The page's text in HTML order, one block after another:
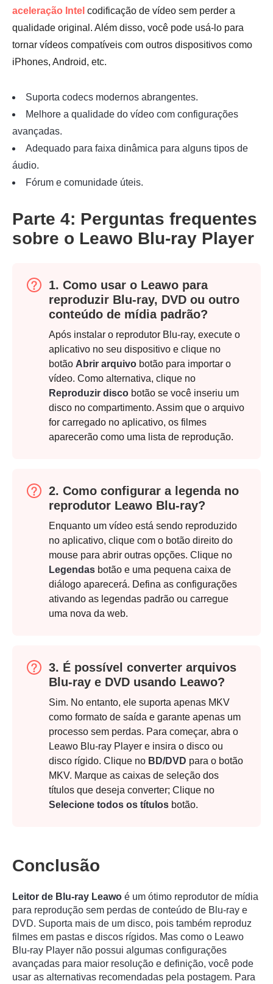
aceleração Intel codificação de vídeo sem perder a
qualidade original. Além disso, você pode usá-lo para
tornar vídeos compatíveis com outros dispositivos como
iPhones, Android, etc.
Suporta codecs modernos abrangentes.
Melhore a qualidade do vídeo com configurações
avançadas.
Adequado para faixa dinâmica para alguns tipos de
áudio.
Fórum e comunidade úteis.
Parte 4: Perguntas frequentes
sobre o Leawo Blu-ray Player
1. Como usar o Leawo para
reproduzir Blu-ray, DVD ou outro
conteúdo de mídia padrão?
Após instalar o reprodutor Blu-ray, execute o
aplicativo no seu dispositivo e clique no
botão Abrir arquivo botão para importar o
vídeo. Como alternativa, clique no
Reproduzir disco botão se você inseriu um
disco no compartimento. Assim que o arquivo
for carregado no aplicativo, os filmes
aparecerão como uma lista de reprodução.
2. Como configurar a legenda no
reprodutor Leawo Blu-ray?
Enquanto um vídeo está sendo reproduzido
no aplicativo, clique com o botão direito do
mouse para abrir outras opções. Clique no
Legendas botão e uma pequena caixa de
diálogo aparecerá. Defina as configurações
ativando as legendas padrão ou carregue
uma nova da web.
3. É possível converter arquivos
Blu-ray e DVD usando Leawo?
Sim. No entanto, ele suporta apenas MKV
como formato de saída e garante apenas um
processo sem perdas. Para começar, abra o
Leawo Blu-ray Player e insira o disco ou
disco rígido. Clique no BD/DVD para o botão
MKV. Marque as caixas de seleção dos
títulos que deseja converter; Clique no
Selecione todos os títulos botão.
Conclusão
Leitor de Blu-ray Leawo é um ótimo reprodutor de mídia
para reprodução sem perdas de conteúdo de Blu-ray e
DVD. Suporta mais de um disco, pois também reproduz
filmes em pastas e discos rígidos. Mas como o Leawo
Blu-ray Player não possui algumas configurações
avançadas para maior resolução e definição, você pode
usar as alternativas recomendadas pela postagem. Para